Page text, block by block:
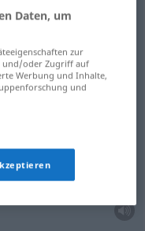
opnemen
Daten, um
zur
und/oder Zugriff auf
Werbung und Inhalte,
und